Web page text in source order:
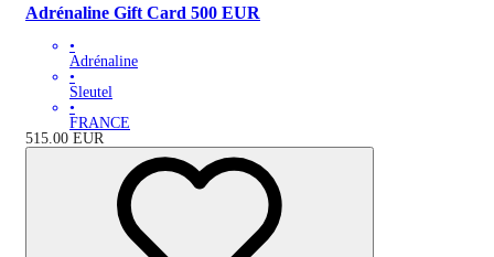
Adrénaline Gift Card 500 EUR
•
Adrénaline
•
Sleutel
•
FRANCE
515.00 EUR